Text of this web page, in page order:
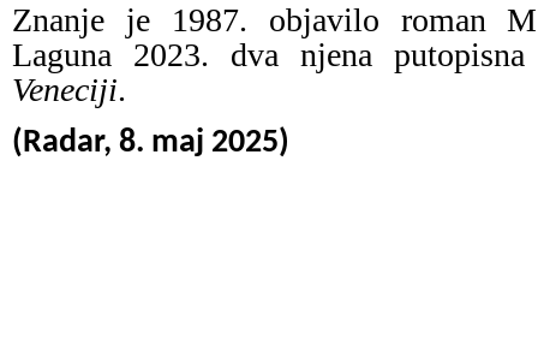
Znanje je 1987. objavilo roman
Laguna 2023. dva njena
Veneciji.
(Radar, 8. maj 2025)